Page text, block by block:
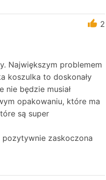
2
Największym problemem
koszulka to doskonały
będzie musiał
opakowaniu, które ma
są super
pozytywnie zaskoczona